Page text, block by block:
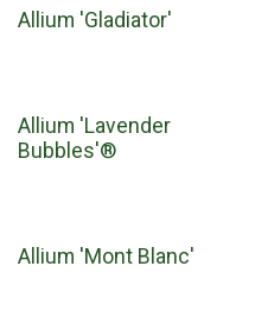
Allium 'Gladiator'
Allium 'Lavender
Bubbles'®
Allium 'Mont Blanc'